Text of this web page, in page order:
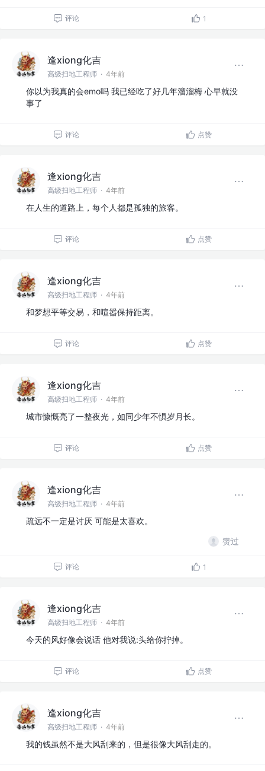
评论 1
逢xiong化吉
高级扫地工程师 · 4年前
你以为我真的会emo吗 我已经吃了好几年溜溜梅 心早就没
事了
评论 点赞
逢xiong化吉
高级扫地工程师 · 4年前
在人生的道路上，每个人都是孤独的旅客。
评论 点赞
逢xiong化吉
高级扫地工程师 · 4年前
和梦想平等交易，和喧嚣保持距离。
评论 点赞
逢xiong化吉
高级扫地工程师 · 4年前
城市慷慨亮了一整夜光，如同少年不惧岁月长。
评论 点赞
逢xiong化吉
高级扫地工程师 · 4年前
疏远不一定是讨厌 可能是太喜欢。
赞过
评论 1
逢xiong化吉
高级扫地工程师 · 4年前
今天的风好像会说话 他对我说:头给你拧掉。
评论 点赞
逢xiong化吉
高级扫地工程师 · 4年前
我的钱虽然不是大风刮来的，但是很像大风刮走的。